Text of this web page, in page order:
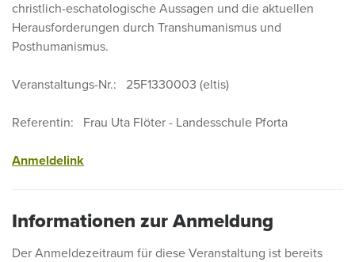
christlich-eschatologische Aussagen und die aktuellen
Herausforderungen durch Transhumanismus und
Posthumanismus.
Veranstaltungs-Nr.: 25F1330003 (eltis)
Referentin: Frau Uta Flöter - Landesschule Pforta
Anmeldelink
Informationen zur Anmeldung
Der Anmeldezeitraum für diese Veranstaltung ist bereits